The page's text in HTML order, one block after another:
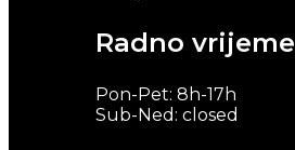
Radno vrijeme
Pon-Pet: 8h-17h
Sub-Ned: closed